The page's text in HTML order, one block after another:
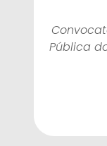
Pública